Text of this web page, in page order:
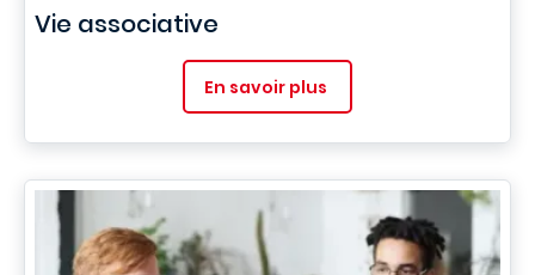
Vie associative
En savoir plus